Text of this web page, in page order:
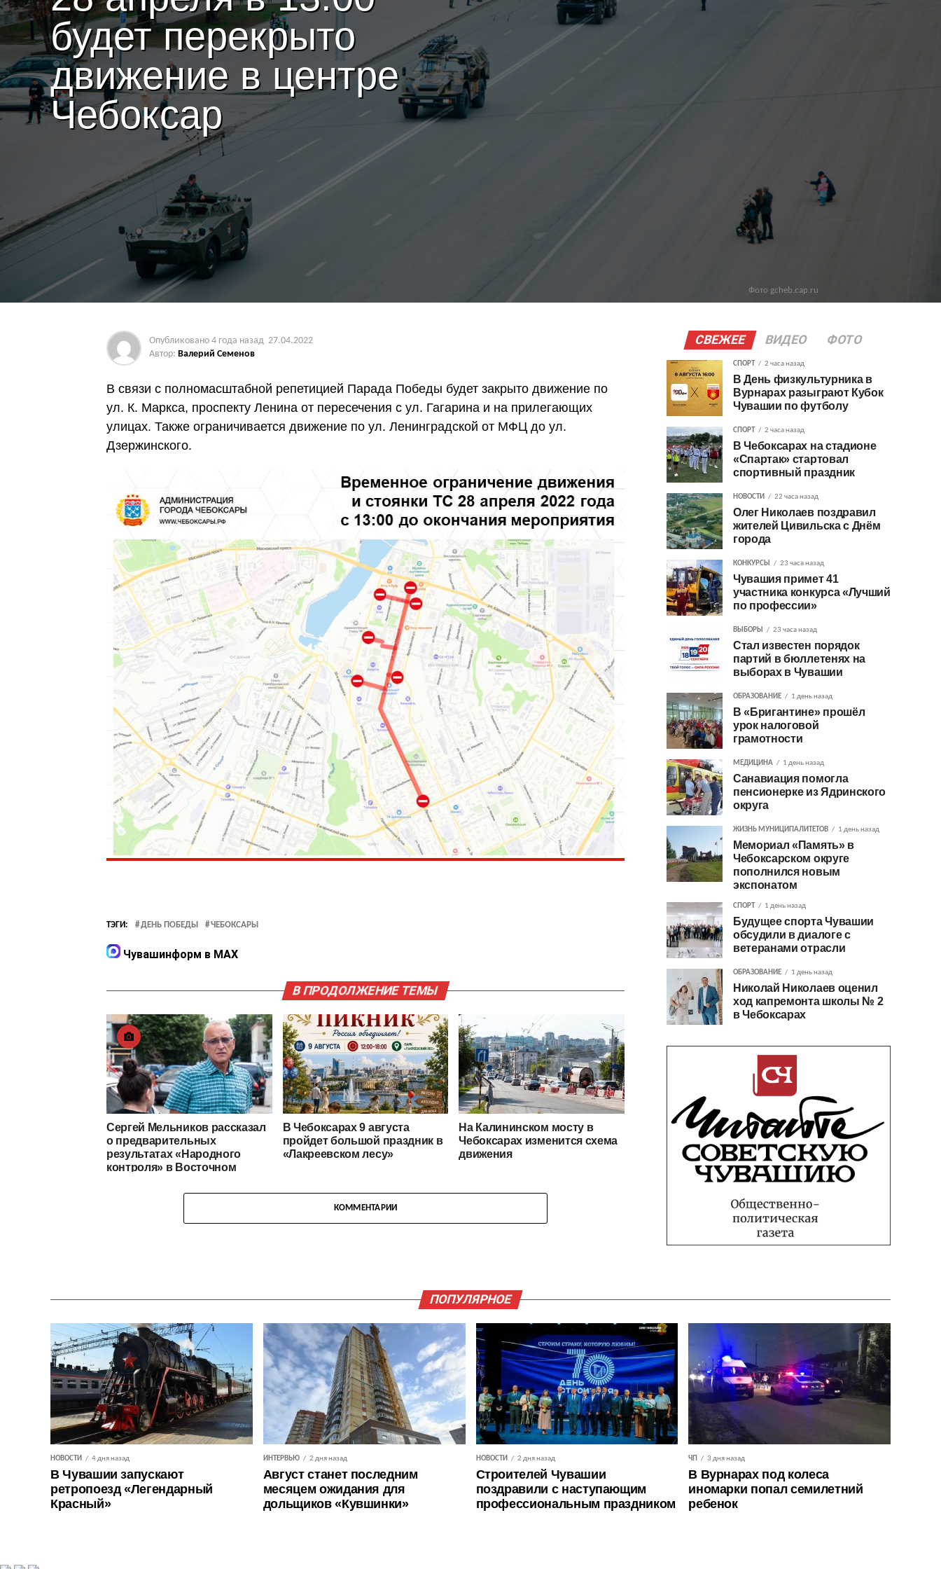
будет перекрыто
движение в центре
Чебоксар
Фото gcheb.cap.ru
Опубликовано 4 года назад 27.04.2022
Автор: Валерий Семенов
В связи с полномасштабной репетицией Парада Победы будет закрыто движение по
ул. К. Маркса, проспекту Ленина от пересечения с ул. Гагарина и на прилегающих
улицах. Также ограничивается движение по ул. Ленинградской от МФЦ до ул.
Дзержинского.
ТЭГИ: ДЕНЬ ПОБЕДЫ ЧЕБОКСАРЫ
Чувашинформ в MAX
В ПРОДОЛЖЕНИЕ ТЕМЫ
Сергей Мельников рассказал
о предварительных
результатах «Народного
контроля» в Восточном
В Чебоксарах 9 августа
пройдет большой праздник в
«Лакреевском лесу»
На Калининском мосту в
Чебоксарах изменится схема
движения
КОММЕНТАРИИ
СВЕЖЕЕ ВИДЕО ФОТО
СПОРТ 2 часа назад
В День физкультурника в
Вурнарах разыграют Кубок
Чувашии по футболу
СПОРТ 2 часа назад
В Чебоксарах на стадионе
«Спартак» стартовал
спортивный праздник
НОВОСТИ 22 часа назад
Олег Николаев поздравил
жителей Цивильска с Днём
города
КОНКУРСЫ 23 часа назад
Чувашия примет 41
участника конкурса «Лучший
по профессии»
ВЫБОРЫ 23 часа назад
Стал известен порядок
партий в бюллетенях на
выборах в Чувашии
ОБРАЗОВАНИЕ 1 день назад
В «Бригантине» прошёл
урок налоговой
грамотности
МЕДИЦИНА 1 день назад
Санавиация помогла
пенсионерке из Ядринского
округа
ЖИЗНЬ МУНИЦИПАЛИТЕТОВ 1 день назад
Мемориал «Память» в
Чебоксарском округе
пополнился новым
экспонатом
СПОРТ 1 день назад
Будущее спорта Чувашии
обсудили в диалоге с
ветеранами отрасли
ОБРАЗОВАНИЕ 1 день назад
Николай Николаев оценил
ход капремонта школы № 2
в Чебоксарах
ПОПУЛЯРНОЕ
НОВОСТИ 4 дня назад
В Чувашии запускают
ретропоезд «Легендарный
Красный»
ИНТЕРВЬЮ 2 дня назад
Август станет последним
месяцем ожидания для
дольщиков «Кувшинки»
НОВОСТИ 2 дня назад
Строителей Чувашии
поздравили с наступающим
профессиональным праздником
ЧП 3 дня назад
В Вурнарах под колеса
иномарки попал семилетний
ребенок